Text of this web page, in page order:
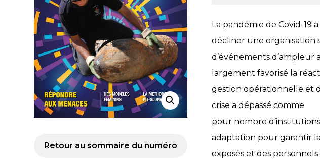
Retour au sommaire du numéro
La pandémie de Covid-19
décliner une organisation
d’événements d’ampleur a
largement favorisé la
gestion opérationnelle et
crise a dépassé comme
pour nombre
adaptation pour garantir
exposés et des personnels